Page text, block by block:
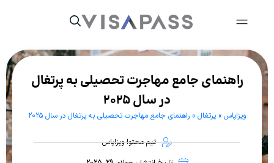
راهنمای جامع مهاجرت تحصیلی به پرتغال
در سال ۲۰۲۵
ویزاپاس » پرتغال » راهنمای جامع مهاجرت تحصیلی به پرتغال در سال ۲۰۲۵
تیم محتوا ویزاپاس